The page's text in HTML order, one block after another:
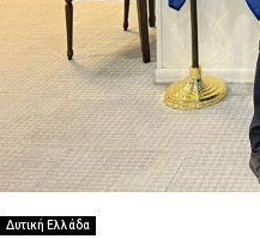
Δυτική Ελλάδα